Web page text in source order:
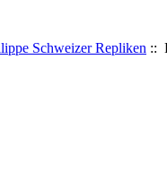
Schweizer Repliken ::